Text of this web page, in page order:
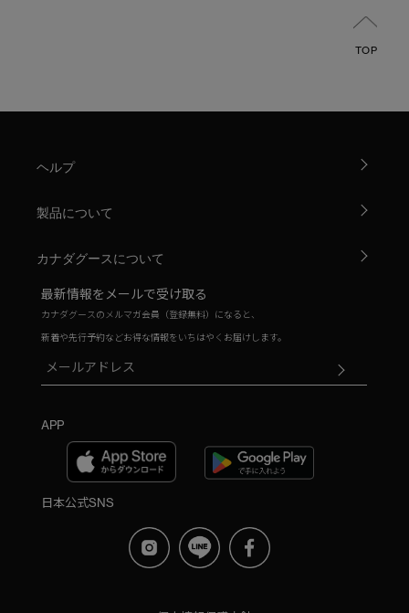
TOP
ヘルプ
製品について
カナダグースについて
最新情報をメールで受け取る
カナダグースのメルマガ会員（登録無料）になると、
新着や先行予約などお得な情報をいちはやくお届けします。
APP
日本公式SNS